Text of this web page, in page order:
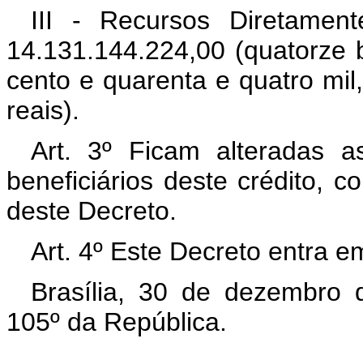
III - Recursos
14.131.144.224,00
cento e quarenta e quatro
reais).
Art. 3º Ficam alteradas
beneficiários deste crédito,
deste Decreto.
Art. 4º Este Decreto entra
Brasília, 30 de dezembro
105º da República.